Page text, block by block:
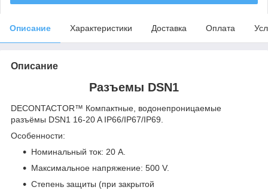
Описание Характеристики Доставка Оплата
Описание
Разъемы DSN1
DEСONTAСTOR™ Компактные, водонепроницаемые
разъёмы DSN1 16-20 A IP66/IP67/IP69.
Особенности:
Номинальный ток: 20 A.
Максимальное напряжение: 500 V.
Степень защиты (при закрытой